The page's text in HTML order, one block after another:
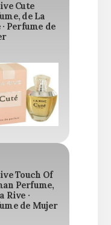
Cute
de La
· Perfume de
Touch Of
Perfume,
Rive ·
de Mujer